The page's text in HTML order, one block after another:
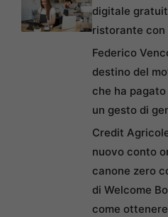
digitale
ristorante con
Federico
destino del
che ha
un gesto di
Credit
nuovo conto
canone zero
di Welcome
come